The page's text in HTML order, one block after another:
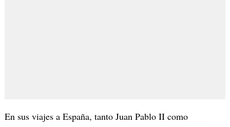
En sus viajes a España, tanto Juan Pablo II como